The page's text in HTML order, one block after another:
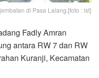
di Pasa Lalang.[foto : ist]
Fadly Amran
antara RW 7 dan RW
Kuranji, Kecamatan